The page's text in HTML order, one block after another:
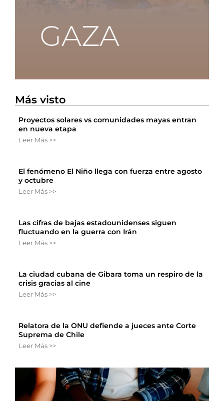
Más visto
Proyectos solares vs comunidades mayas entran
en nueva etapa
Leer Más >>
El fenómeno El Niño llega con fuerza entre agosto
y octubre
Leer Más >>
Las cifras de bajas estadounidenses siguen
fluctuando en la guerra con Irán
Leer Más >>
La ciudad cubana de Gibara toma un respiro de la
crisis gracias al cine
Leer Más >>
Relatora de la ONU defiende a jueces ante Corte
Suprema de Chile
Leer Más >>